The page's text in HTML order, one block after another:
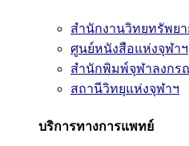
สำนักงานวิทยทรัพย
ศูนย์หนังสือแห่งจุฬาฯ
สำนักพิมพ์จุฬาลงกร
สถานีวิทยุแห่งจุฬาฯ
บริการทางการแพทย์